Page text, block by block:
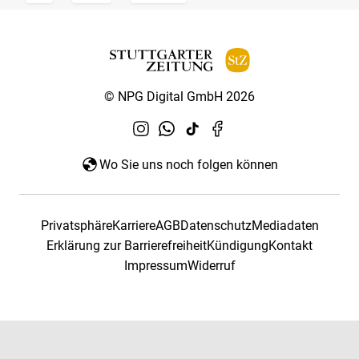
© NPG Digital GmbH 2026
Wo Sie uns noch folgen können
PrivatsphäreKarriereAGBDatenschutzMediadaten
Erklärung zur BarrierefreiheitKündigungKontakt
ImpressumWiderruf